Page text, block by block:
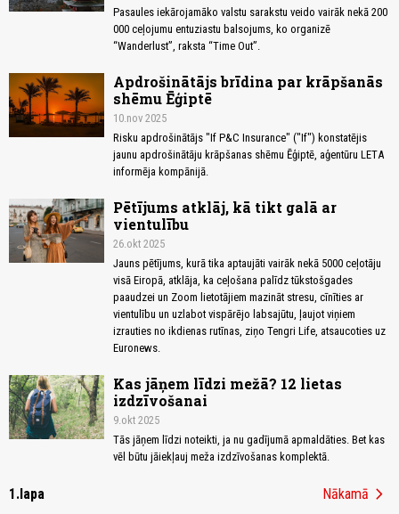
Pasaules iekārojamāko valstu sarakstu veido vairāk nekā 200
000 ceļojumu entuziastu balsojums, ko organizē
“Wanderlust”, raksta “Time Out”.
Apdrošinātājs brīdina par krāpšanās
shēmu Ēģiptē
10.nov 2025
Risku apdrošinātājs "If P&C Insurance" ("If") konstatējis
jaunu apdrošinātāju krāpšanas shēmu Ēģiptē, aģentūru LETA
informēja kompānijā.
Pētījums atklāj, kā tikt galā ar
vientulību
26.okt 2025
Jauns pētījums, kurā tika aptaujāti vairāk nekā 5000 ceļotāju
visā Eiropā, atklāja, ka ceļošana palīdz tūkstošgades
paaudzei un Zoom lietotājiem mazināt stresu, cīnīties ar
vientulību un uzlabot vispārējo labsajūtu, ļaujot viņiem
izrauties no ikdienas rutīnas, ziņo Tengri Life, atsaucoties uz
Euronews.
Kas jāņem līdzi mežā? 12 lietas
izdzīvošanai
9.okt 2025
Tās jāņem līdzi noteikti, ja nu gadījumā apmaldāties. Bet kas
vēl būtu jāiekļauj meža izdzīvošanas komplektā.
1.lapa Nākamā chevron_right